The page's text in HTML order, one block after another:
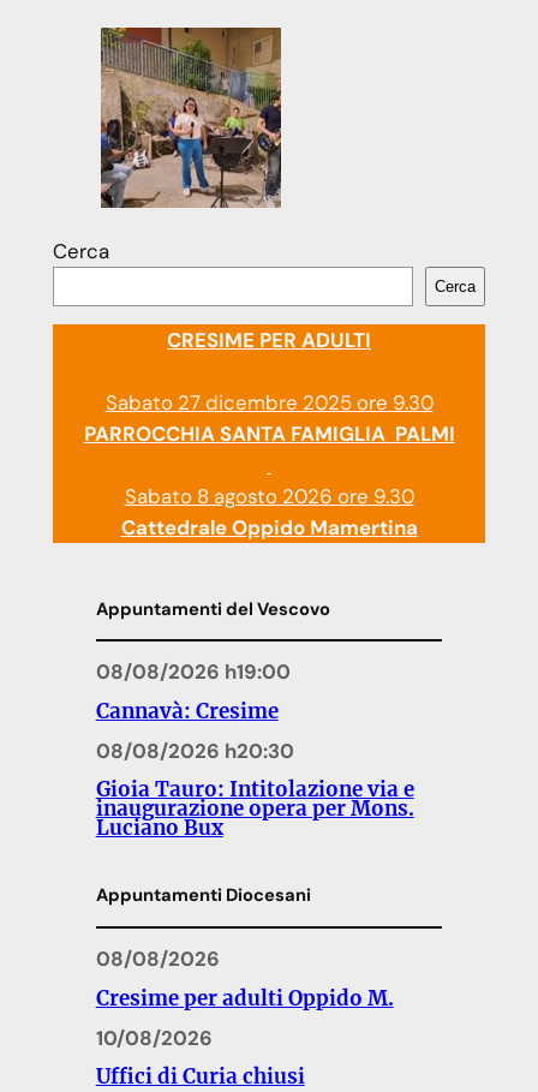
Cerca
Cerca
CRESIME PER ADULTI
Sabato 27 dicembre 2025 ore 9.30
PARROCCHIA SANTA FAMIGLIA PALMI
Sabato 8 agosto 2026 ore 9.30
Cattedrale Oppido Mamertina
Appuntamenti del Vescovo
08/08/2026 h19:00
Cannavà: Cresime
08/08/2026 h20:30
Gioia Tauro: Intitolazione via e
inaugurazione opera per Mons.
Luciano Bux
Appuntamenti Diocesani
08/08/2026
Cresime per adulti Oppido M.
10/08/2026
Uffici di Curia chiusi